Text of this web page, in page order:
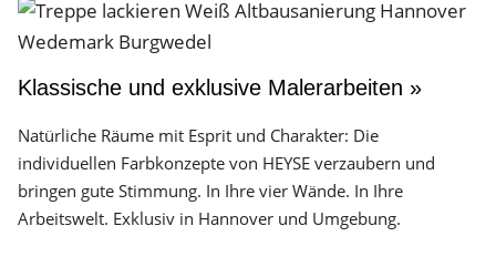
Klassische und exklusive Malerarbeiten »
Natürliche Räume mit Esprit und Charakter: Die
individuellen Farbkonzepte von HEYSE verzaubern und
bringen gute Stimmung. In Ihre vier Wände. In Ihre
Arbeitswelt. Exklusiv in Hannover und Umgebung.